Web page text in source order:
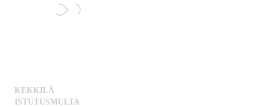
KEKKILÄ
ISTUTUSMULTA